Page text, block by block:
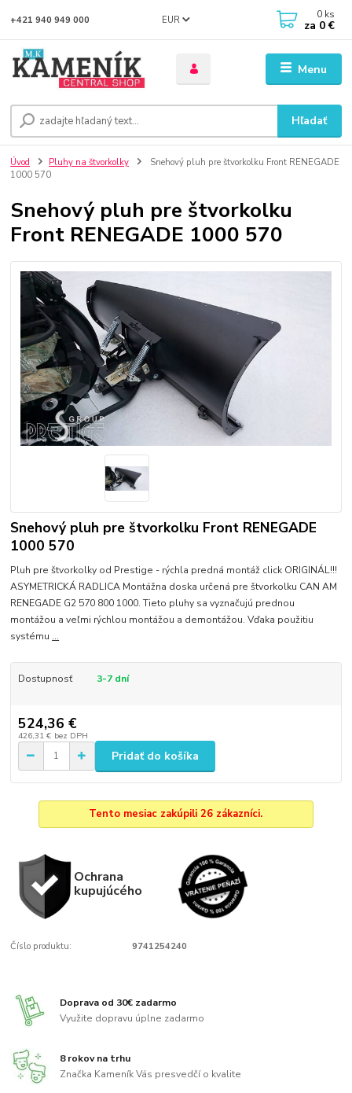
Menu
EUR
Hľadať
+421 940 949 000 0 ks
za 0 €
Úvod Pluhy na štvorkolky
Snehový pluh pre štvorkolku Front RENEGADE
1000 570
Snehový pluh pre štvorkolku
Front RENEGADE 1000 570
Snehový pluh pre štvorkolku Front RENEGADE
1000 570
Pluh pre štvorkolky od Prestige - rýchla predná montáž click ORIGINÁL!!!
ASYMETRICKÁ RADLICA Montážna doska určená pre štvorkolku CAN AM
RENEGADE G2 570 800 1000. Tieto pluhy sa vyznačujú prednou
montážou a veľmi rýchlou montážou a demontážou. Vďaka použitiu
systému ...
Dostupnosť 3-7 dní
524,36 €
426,31 € bez DPH
Pridať do košíka
Tento mesiac zakúpili 26 zákazníci.
Ochrana
kupujúcého
Číslo produktu: 9741254240
Doprava od 30€ zadarmo
Využite dopravu úplne zadarmo
8 rokov na trhu
Značka Kameník Vás presvedčí o kvalite